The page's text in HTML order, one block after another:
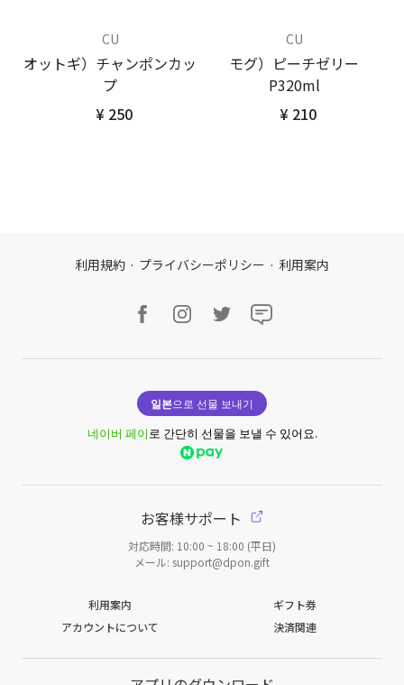
CU
オットギ）チャンポンカッ
プ
¥ 250
CU
モグ）ピーチゼリー
P320ml
¥ 210
利用規約 · プライバシーポリシー · 利用案内
일본으로 선물 보내기
네이버 페이로 간단히 선물을 보낼 수 있어요.
お客様サポート
対応時間: 10:00 ~ 18:00 (平日)
メール: support@dpon.gift
利用案内
ギフト券
アカウントについて
決済関連